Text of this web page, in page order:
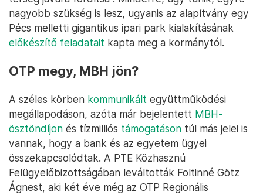
nagyobb szükség is lesz, ugyanis az alapítvány egy
Pécs melletti gigantikus ipari park kialakításának
előkészítő feladatait kapta meg a kormánytól.
OTP megy, MBH jön?
A széles körben kommunikált együttműködési
megállapodáson, azóta már bejelentett MBH-
ösztöndíjon és tízmilliós támogatáson túl más jelei is
vannak, hogy a bank és az egyetem ügyei
összekapcsolódtak. A PTE Közhasznú
Felügyelőbizottságában leváltották Foltinné Götz
Ágnest, aki két éve még az OTP Regionális